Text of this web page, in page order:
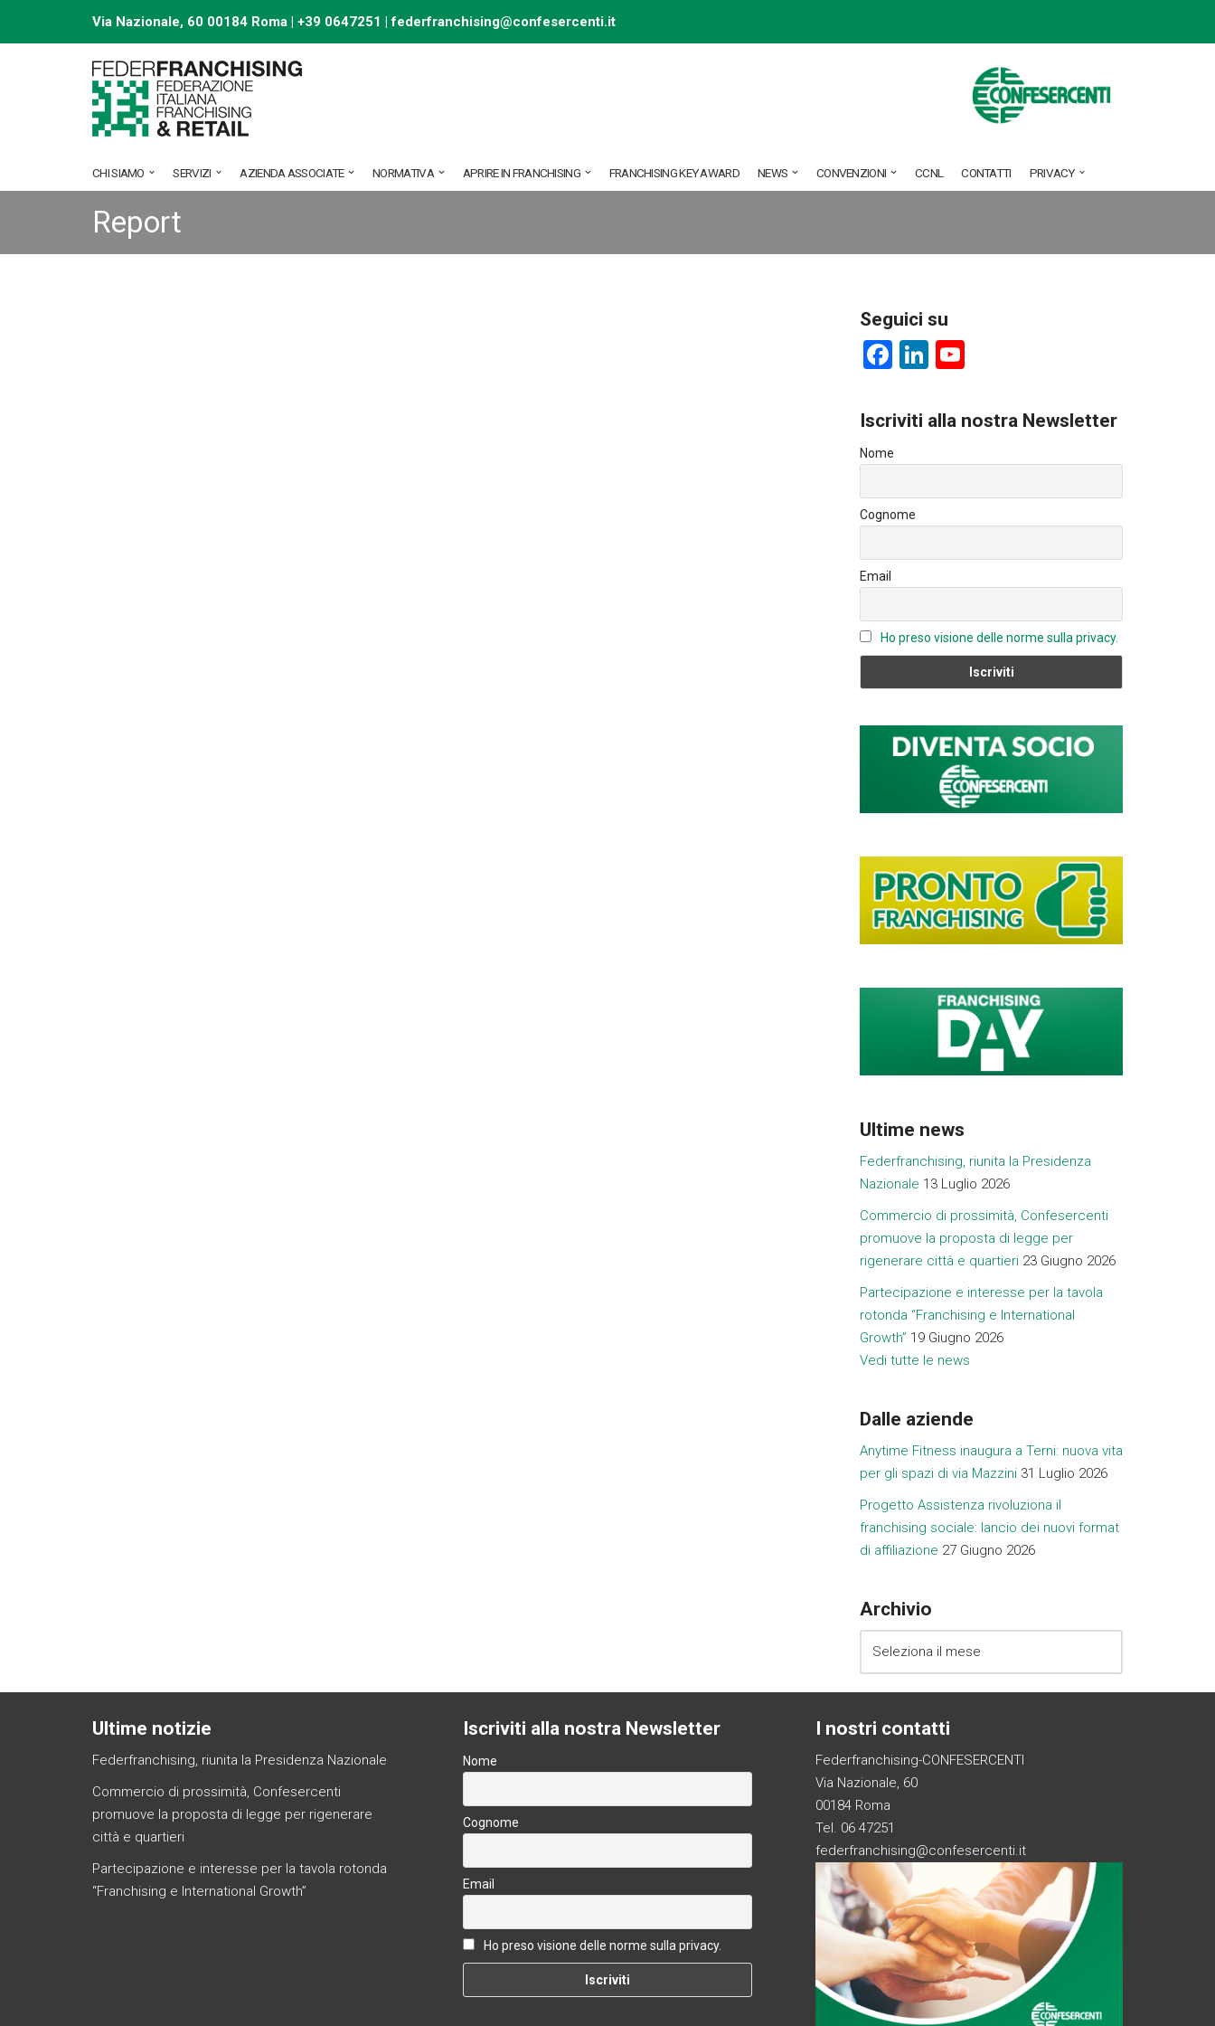
Vai
Via Nazionale, 60 00184 Roma | +39 0647251 |federfranchising@confesercenti.it
CHI SIAMO SERVIZI AZIENDA ASSOCIATE NORMATIVA APRIRE IN FRANCHISING FRANCHISING KEY AWARD NEWS CONVENZIONI CCNL CONTATTI PRIVACY
Report
Seguici su
F
ce
o
ok
Li
e
n
u
u
b
e
C
h
a
n
n
Iscriviti alla nostra Newsletter
Nome
Cognome
Email
Ho preso visione delle norme sulla privacy.
Ultime news
Federfranchising, riunita la Presidenza
Nazionale 13 Luglio 2026
Commercio di prossimità, Confesercenti
promuove la proposta di legge per
rigenerare città e quartieri 23 Giugno 2026
Partecipazione e interesse per la tavola
rotonda “Franchising e International
Growth” 19 Giugno 2026
Vedi tutte le news
Dalle aziende
Anytime Fitness inaugura a Terni: nuova vita
per gli spazi di via Mazzini 31 Luglio 2026
Progetto Assistenza rivoluziona il
franchising sociale: lancio dei nuovi format
di affiliazione 27 Giugno 2026
Archivio
Ultime notizie
Federfranchising, riunita la Presidenza Nazionale
Commercio di prossimità, Confesercenti
promuove la proposta di legge per rigenerare
città e quartieri
Partecipazione e interesse per la tavola rotonda
“Franchising e International Growth”
Iscriviti alla nostra Newsletter
Nome
Cognome
Email
Ho preso visione delle norme sulla privacy.
I nostri contatti
Federfranchising-CONFESERCENTI
Via Nazionale, 60
00184 Roma
Tel. 06 47251
federfranchising@confesercenti.it